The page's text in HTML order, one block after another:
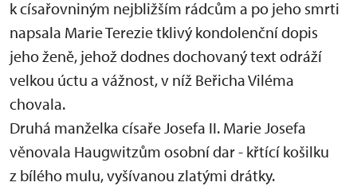
k císařovniným nejbližším rádcům a po jeho smrti
napsala Marie Terezie tklivý kondolenční dopis
jeho ženě, jehož dodnes dochovaný text odráží
velkou úctu a vážnost, v níž Beřicha Viléma
chovala.
Druhá manželka císaře Josefa II. Marie Josefa
věnovala Haugwitzům osobní dar - křtící košilku
z bílého mulu, vyšívanou zlatými drátky.